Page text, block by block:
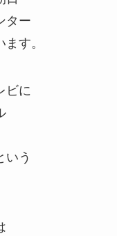
ター
す。
ビに
いう